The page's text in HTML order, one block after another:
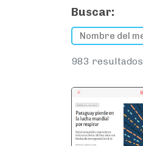
Buscar:
983 resultados